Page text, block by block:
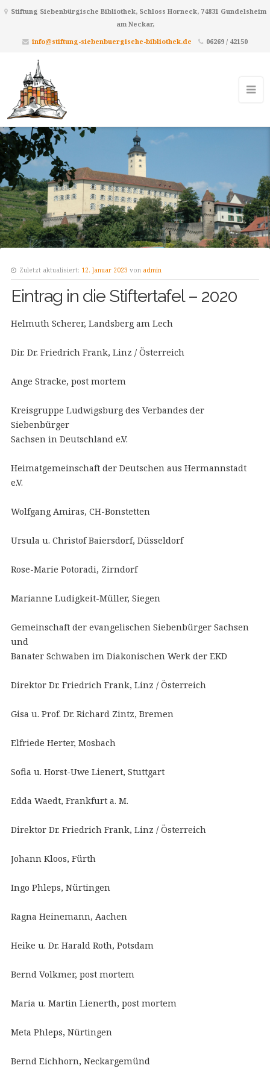
Stiftung Siebenbürgische Bibliothek, Schloss Horneck, 74831 Gundelsheim
am Neckar,
info@stiftung-siebenbuergische-bibliothek.de
06269 / 42150
Zuletzt aktualisiert: 12. Januar 2023 von admin
Eintrag in die Stiftertafel – 2020
Helmuth Scherer, Landsberg am Lech
Dir. Dr. Friedrich Frank, Linz / Österreich
Ange Stracke, post mortem
Kreisgruppe Ludwigsburg des Verbandes der
Siebenbürger
Sachsen in Deutschland e.V.
Heimatgemeinschaft der Deutschen aus Hermannstadt
e.V.
Wolfgang Amiras, CH-Bonstetten
Ursula u. Christof Baiersdorf, Düsseldorf
Rose-Marie Potoradi, Zirndorf
Marianne Ludigkeit-Müller, Siegen
Gemeinschaft der evangelischen Siebenbürger Sachsen
und
Banater Schwaben im Diakonischen Werk der EKD
Direktor Dr. Friedrich Frank, Linz / Österreich
Gisa u. Prof. Dr. Richard Zintz, Bremen
Elfriede Herter, Mosbach
Sofia u. Horst-Uwe Lienert, Stuttgart
Edda Waedt, Frankfurt a. M.
Direktor Dr. Friedrich Frank, Linz / Österreich
Johann Kloos, Fürth
Ingo Phleps, Nürtingen
Ragna Heinemann, Aachen
Heike u. Dr. Harald Roth, Potsdam
Bernd Volkmer, post mortem
Maria u. Martin Lienerth, post mortem
Meta Phleps, Nürtingen
Bernd Eichhorn, Neckargemünd